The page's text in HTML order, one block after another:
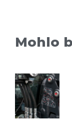
Mohlo